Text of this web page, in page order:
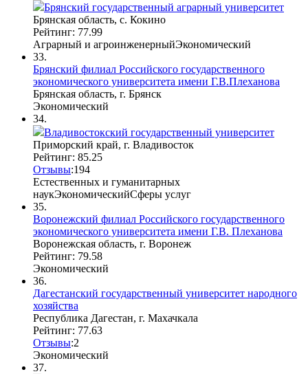
Брянский государственный аграрный университет
Брянская область, с. Кокино
Рейтинг: 77.99
Аграрный и агроинженерныйЭкономический
33.
Брянский филиал Российского государственного
экономического университета имени Г.В.Плеханова
Брянская область, г. Брянск
Экономический
34.
Владивостокский государственный университет
Приморский край, г. Владивосток
Рейтинг: 85.25
Отзывы:194
Естественных и гуманитарных
наукЭкономическийСферы услуг
35.
Воронежский филиал Российского государственного
экономического университета имени Г.В. Плеханова
Воронежская область, г. Воронеж
Рейтинг: 79.58
Экономический
36.
Дагестанский государственный университет народного
хозяйства
Республика Дагестан, г. Махачкала
Рейтинг: 77.63
Отзывы:2
Экономический
37.